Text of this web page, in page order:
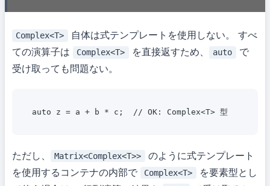
Complex<T>
自体は式テンプレートを使用しない。 すべ
ての演算子は
Complex<T> を直接返すため、 auto
で
受け取っても問題ない。
auto z = a + b * c;  // OK: Complex<T> 型
ただし、 Matrix<Complex<T>>
のように式テンプレート
を使用するコンテナの内部で
Complex<T>
を要素型とし